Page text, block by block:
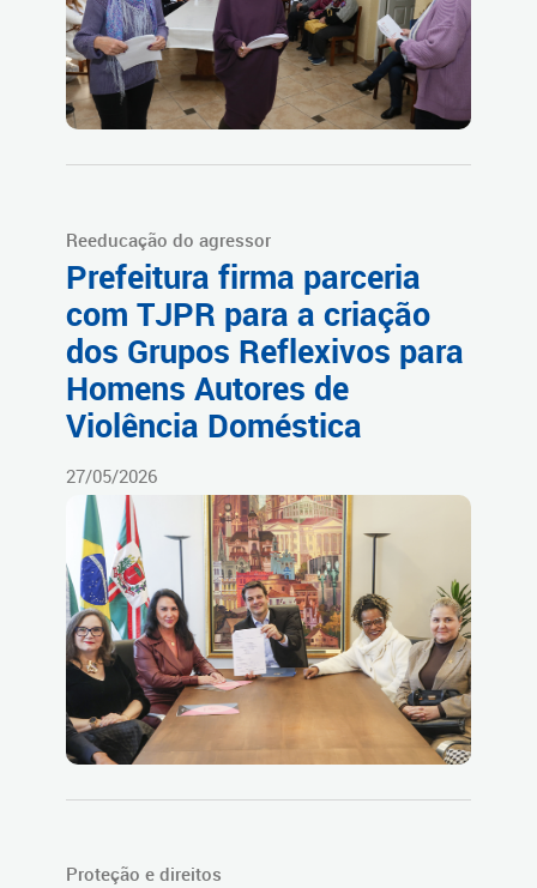
Reeducação do agressor
Prefeitura firma parceria
com TJPR para a criação
dos Grupos Reflexivos para
Homens Autores de
Violência Doméstica
27/05/2026
Proteção e direitos